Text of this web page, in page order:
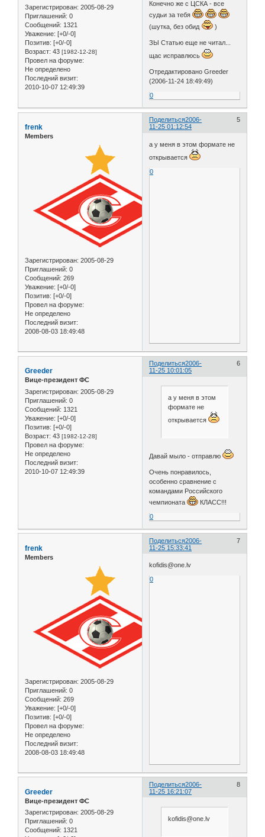
Зарегистрирован: 2005-08-29
Приглашений: 0
Сообщений: 1321
Уважение: [+0/-0]
Позитив: [+0/-0]
Возраст: 43 [1982-12-28]
Провел на форуме:
Не определено
Последний визит:
2010-10-07 12:49:39
Конечно же с ЦСКА - все
судьи за тебя
(шутка, без обид
)
ЗЫ Статью еще не читал...
щас исправлюсь
Отредактировано Greeder
(2006-11-24 18:49:49)
0
Поделиться 5
2006-
11-25 01:12:54
frenk
Members
Зарегистрирован: 2005-08-29
Приглашений: 0
Сообщений: 269
Уважение: [+0/-0]
Позитив: [+0/-0]
Провел на форуме:
Не определено
Последний визит:
2008-08-03 18:49:48
а у меня в этом формате не
открывается
0
Поделиться 6
2006-
11-25 10:01:05
Greeder
Вице-президент ФС
Зарегистрирован: 2005-08-29
Приглашений: 0
Сообщений: 1321
Уважение: [+0/-0]
Позитив: [+0/-0]
Возраст: 43 [1982-12-28]
Провел на форуме:
Не определено
Последний визит:
2010-10-07 12:49:39
а у меня в этом
формате не
открывается
Давай мыло - отправлю
Очень понравилось,
особенно сравнение с
командами Российского
чемпионата
КЛАСС!!!
0
Поделиться 7
2006-
11-25 15:33:41
frenk
Members
Зарегистрирован: 2005-08-29
Приглашений: 0
Сообщений: 269
Уважение: [+0/-0]
Позитив: [+0/-0]
Провел на форуме:
Не определено
Последний визит:
2008-08-03 18:49:48
kofidis@one.lv
0
Поделиться 8
2006-
11-25 16:21:07
Greeder
Вице-президент ФС
Зарегистрирован: 2005-08-29
Приглашений: 0
Сообщений: 1321
kofidis@one.lv